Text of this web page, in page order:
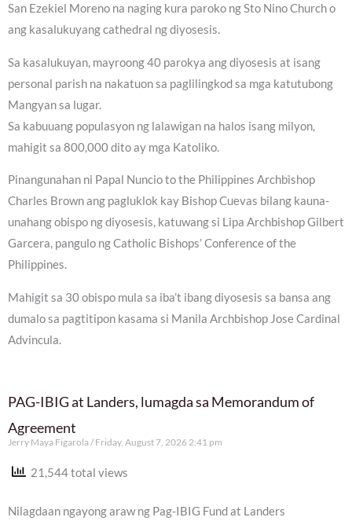
San Ezekiel Moreno na naging kura paroko ng Sto Nino Church o
ang kasalukuyang cathedral ng diyosesis.
Sa kasalukuyan, mayroong 40 parokya ang diyosesis at isang
personal parish na nakatuon sa paglilingkod sa mga katutubong
Mangyan sa lugar.
Sa kabuuang populasyon ng lalawigan na halos isang milyon,
mahigit sa 800,000 dito ay mga Katoliko.
Pinangunahan ni Papal Nuncio to the Philippines Archbishop
Charles Brown ang pagluklok kay Bishop Cuevas bilang kauna-
unahang obispo ng diyosesis, katuwang si Lipa Archbishop Gilbert
Garcera, pangulo ng Catholic Bishops’ Conference of the
Philippines.
Mahigit sa 30 obispo mula sa iba’t ibang diyosesis sa bansa ang
dumalo sa pagtitipon kasama si Manila Archbishop Jose Cardinal
Advincula.
PAG-IBIG at Landers, lumagda sa Memorandum of
Agreement
Jerry Maya Figarola Friday, August 7, 2026 2:41 pm
21,544 total views
Nilagdaan ngayong araw ng Pag-IBIG Fund at Landers